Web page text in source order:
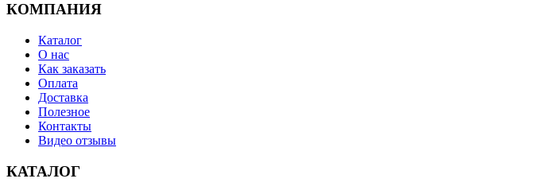
КОМПАНИЯ
Каталог
О нас
Как заказать
Оплата
Доставка
Полезное
Контакты
Видео отзывы
КАТАЛОГ